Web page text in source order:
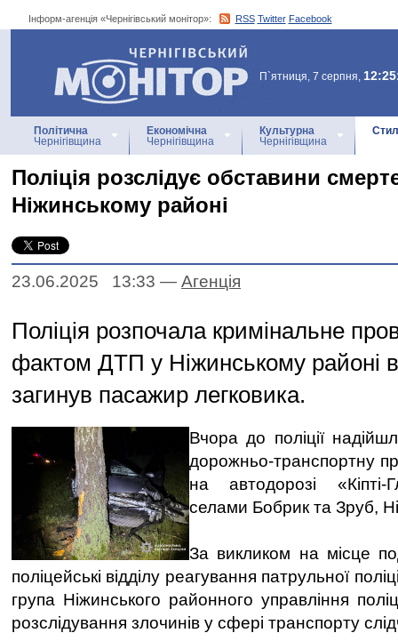
Інформ-агенція «Чернігівський монітор»: RSS Twitter Facebook
Інформ-агенція
«Чернігівський монітор»
П`ятниця, 7 серпня,
Політична
Чернігівщина
Економічна
Чернігівщина
Культурна
Чернігівщина
Поліція розслідує обставини
Ніжинському районі
23.06.2025 13:33 — Агенцiя
Поліція розпочала кримінальне
фактом ДТП у Ніжинському районі
загинув пасажир легковика.
Вчора до поліції
дорожньо-транспортну
на автодорозі «Кіпті-
селами Бобрик та Зруб,
За викликом на місце
поліцейські відділу реагування патрульної
група Ніжинського районного управління
розслідування злочинів у сфері транспорту